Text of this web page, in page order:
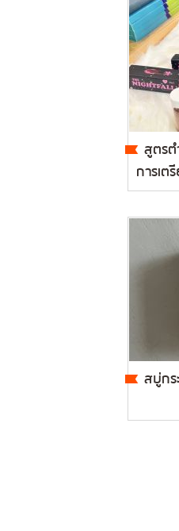
สูตรต
การเต
สบู่กร